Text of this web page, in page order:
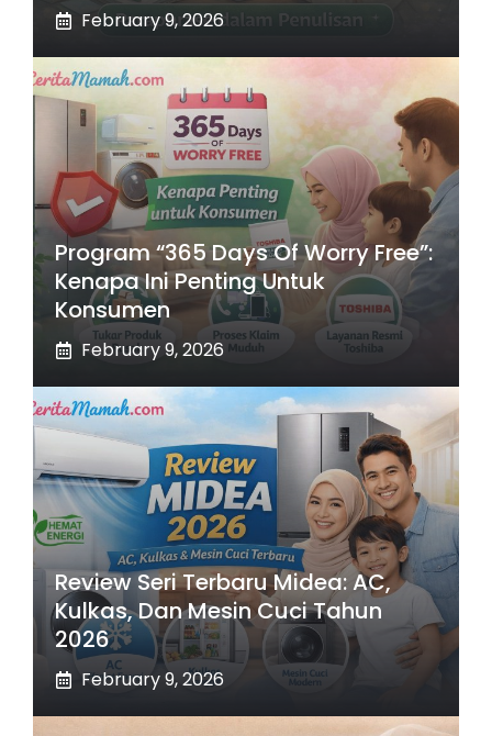
February 9, 2026
Program “365 Days Of Worry Free”:
Kenapa Ini Penting Untuk
Konsumen
February 9, 2026
Review Seri Terbaru Midea: AC,
Kulkas, Dan Mesin Cuci Tahun
2026
February 9, 2026